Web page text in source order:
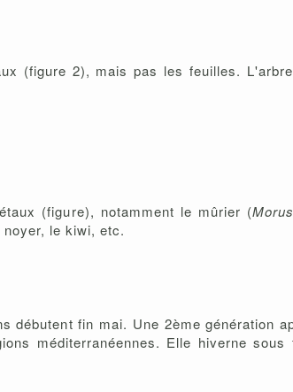
(figure 2), mais pas les feuilles.
(figure), notamment le mûrier (Morus
le kiwi, etc.
fin mai. Une 2ème génération
méditerranéennes. Elle hiverne